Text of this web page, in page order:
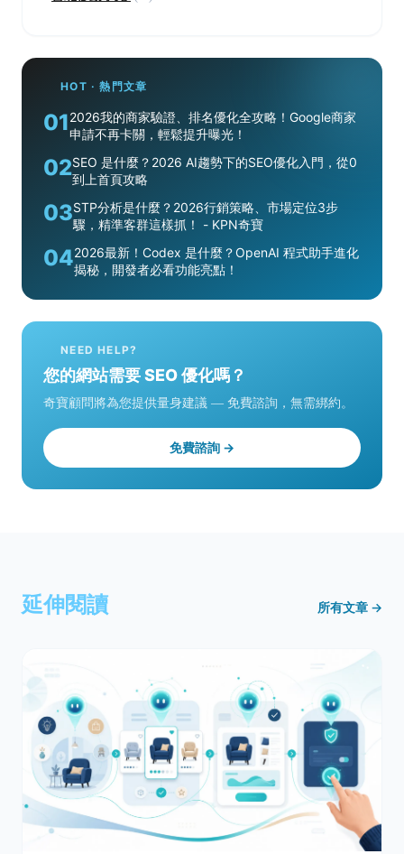
HOT · 熱門文章
012026我的商家驗證、排名優化全攻略！Google商家
申請不再卡關，輕鬆提升曝光！
02SEO 是什麼？2026 AI趨勢下的SEO優化入門，從0
到上首頁攻略
03STP分析是什麼？2026行銷策略、市場定位3步
驟，精準客群這樣抓！ - KPN奇寶
042026最新！Codex 是什麼？OpenAI 程式助手進化
揭秘，開發者必看功能亮點！
NEED HELP?
您的網站需要 SEO 優化嗎？
奇寶顧問將為您提供量身建議 — 免費諮詢，無需綁約。
免費諮詢 →
延伸閱讀 所有文章 →